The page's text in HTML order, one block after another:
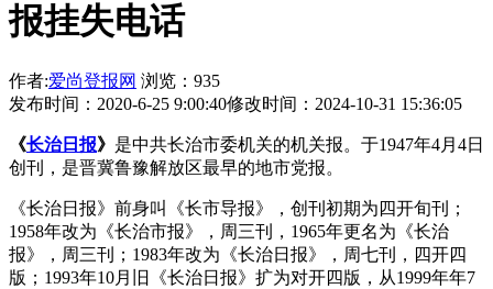
报挂失电话
作者:爱尚登报网 浏览：935
发布时间：2020-6-25 9:00:40修改时间：2024-10-31 15:36:05
《长治日报》 是中共长治市委机关的机关报。于1947年4月4日
创刊，是晋冀鲁豫解放区最早的地市党报。
《长治日报》前身叫《长市导报》，创刊初期为四开旬刊；
1958年改为《长治市报》，周三刊，1965年更名为《长治
报》，周三刊；1983年改为《长治日报》，周七刊，四开四
版；1993年10月旧《长治日报》扩为对开四版，从1999年年7